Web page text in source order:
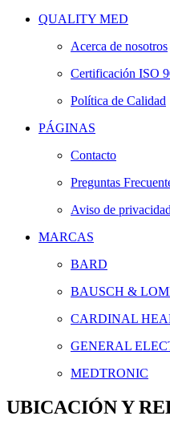
QUALITY MED
Acerca de nosotros
Certificación ISO
Política de Calidad
PÁGINAS
Contacto
Preguntas
Aviso de privacidad
MARCAS
BARD
BAUSCH &
CARDINAL
GENERAL
MEDTRONIC
UBICACIÓN Y